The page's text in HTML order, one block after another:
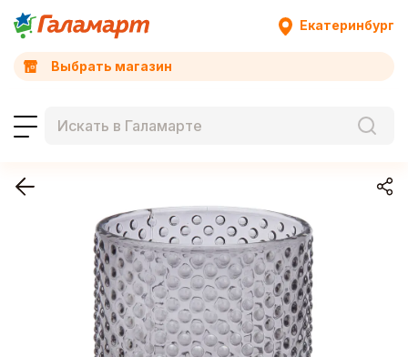
Екатеринбург
Выбрать магазин